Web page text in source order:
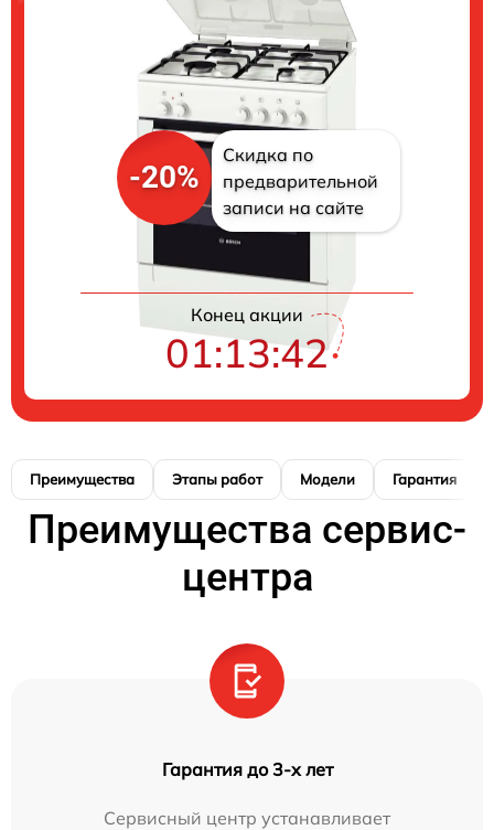
-20%
Скидка по
предварительной
записи на сайте
Конец акции
01:13:41
Преимущества Этапы работ Модели Гарантия
Преимущества сервис-
центра
Гарантия до 3-х лет
Сервисный центр устанавливает